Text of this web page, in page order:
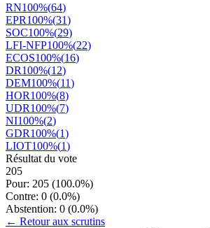
RN100%(64)
EPR100%(31)
SOC100%(29)
LFI-NFP100%(22)
ECOS100%(16)
DR100%(12)
DEM100%(11)
HOR100%(8)
UDR100%(7)
NI100%(2)
GDR100%(1)
LIOT100%(1)
Résultat du vote
205
Pour: 205 (100.0%)
Contre: 0 (0.0%)
Abstention: 0 (0.0%)
← Retour aux scrutins